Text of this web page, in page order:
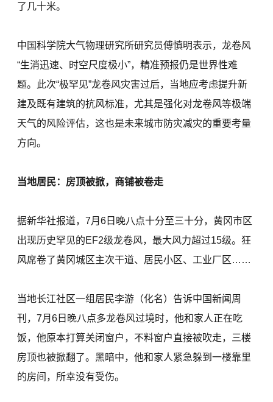
了几十米。
中国科学院大气物理研究所研究员傅慎明表示，龙卷风
“生消迅速、时空尺度极小”，精准预报仍是世界性难
题。此次“极罕见”龙卷风灾害过后，当地应考虑提升新
建及既有建筑的抗风标准，尤其是强化对龙卷风等极端
天气的风险评估，这也是未来城市防灾减灾的重要考量
方向。
当地居民：房顶被掀，商铺被卷走
据新华社报道，7月6日晚八点十分至三十分，黄冈市区
出现历史罕见的EF2级龙卷风，最大风力超过15级。狂
风席卷了黄冈城区主次干道、居民小区、工业厂区……
当地长江社区一组居民李游（化名）告诉中国新闻周
刊，7月6日晚八点多龙卷风过境时，他和家人正在吃
饭，他原本打算关闭窗户，不料窗户直接被吹走，三楼
房顶也被掀翻了。黑暗中，他和家人紧急躲到一楼靠里
的房间，所幸没有受伤。